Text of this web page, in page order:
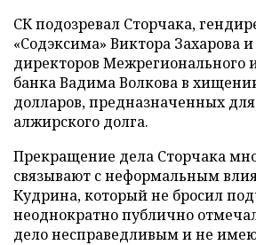
СК подозревал Сторчака,
«Содэксима» Виктора Захарова и
директоров Межрегионального
банка Вадима Волкова в
долларов, предназначенных
алжирского долга.
Прекращение дела Сторчака
связывают с неформальным
Кудрина, который не бросил
неоднократно публично
дело несправедливым и не